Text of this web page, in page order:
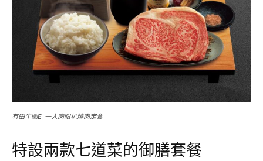
有田牛圖E_一人肉眼扒燒肉定食
特設兩款七道菜的御膳套餐